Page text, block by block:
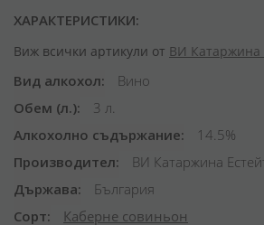
ХАРАКТЕРИСТИКИ:
Виж всички артикули от ВИ Катаржина
Вид алкохол
Вино
Обем (л.)
3 л.
Алкохолно съдържание
14.5%
Производител
ВИ Катаржина
Държава
България
Сорт
Каберне совиньон